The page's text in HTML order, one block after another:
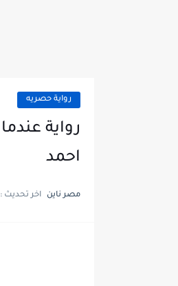
رواية حصريه
احمد
مصر ناين اخر تحديث :